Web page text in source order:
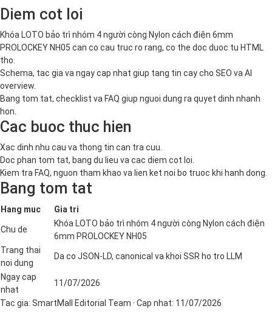
Diem cot loi
Khóa LOTO bảo trì nhóm 4 người còng Nylon cách điện 6mm
PROLOCKEY NH05 can co cau truc ro rang, co the doc duoc tu HTML
tho.
Schema, tac gia va ngay cap nhat giup tang tin cay cho SEO va AI
overview.
Bang tom tat, checklist va FAQ giup nguoi dung ra quyet dinh nhanh
hon.
Cac buoc thuc hien
Xac dinh nhu cau va thong tin can tra cuu.
Doc phan tom tat, bang du lieu va cac diem cot loi.
Kiem tra FAQ, nguon tham khao va lien ket noi bo truoc khi hanh dong.
Bang tom tat
Hang muc Gia tri
Chu de
Khóa LOTO bảo trì nhóm 4 người còng Nylon cách điện
6mm PROLOCKEY NH05
Trang thai
noi dung
Da co JSON-LD, canonical va khoi SSR ho tro LLM
Ngay cap
nhat
11/07/2026
Tac gia: SmartMall Editorial Team · Cap nhat: 11/07/2026